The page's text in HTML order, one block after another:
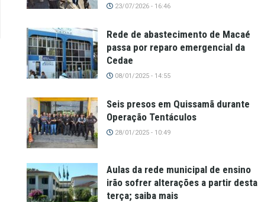
23/07/2026 - 16:46
Rede de abastecimento de Macaé
passa por reparo emergencial da
Cedae
08/01/2025 - 14:55
Seis presos em Quissamã durante
Operação Tentáculos
28/01/2025 - 10:49
Aulas da rede municipal de ensino
irão sofrer alterações a partir desta
terça; saiba mais